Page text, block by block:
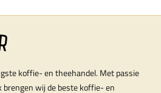
koffie- en theehandel. Met passie
wij de beste koffie- en